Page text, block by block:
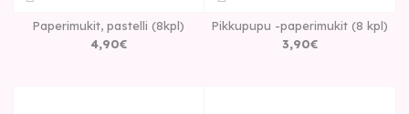
Paperimukit, pastelli (8kpl)
4,90€
Pikkupupu -paperimukit (8 kpl)
3,90€